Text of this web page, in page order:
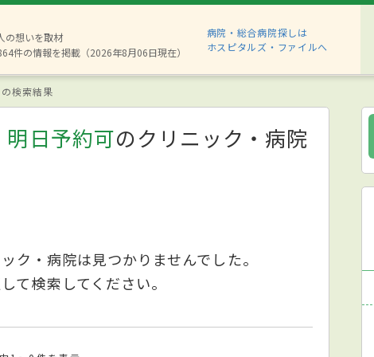
の想いを取材
件の情報を掲載（2026年8月06日現在）
病院・総合病院探しは
ホスピタルズ・ファイルへ
検索結果
日予約可のクリニック・病院
ク・病院は見つかりませんでした。
て検索してください。